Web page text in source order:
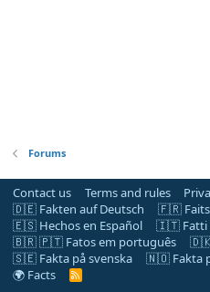
Forums
Contact us Terms and rules
🇩🇪 Fakten auf Deutsch
🇫🇷 Faits
🇪🇸 Hechos en Español
🇮🇹 Fatti
🇧🇷 🇵🇹 Fatos em português
🇩🇰
🇸🇪 Fakta på svenska
🇳🇴 Fakta
🌍 Facts
R